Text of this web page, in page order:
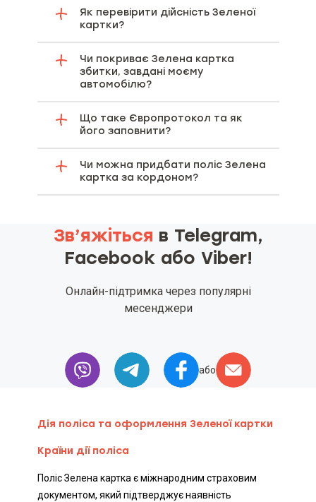
Як перевірити дійсність Зеленої
картки?
Чи покриває Зелена картка
збитки, завдані моєму
автомобілю?
Що таке Європротокол та як
його заповнити?
Чи можна придбати поліс Зелена
картка за кордоном?
Зв’яжіться в Telegram,
Facebook або Viber!
Онлайн-підтримка через популярні
месенджери
або
Дія поліса та оформлення Зеленої картки
Країни дії поліса
Поліс Зелена картка є міжнародним страховим
документом, який підтверджує наявність